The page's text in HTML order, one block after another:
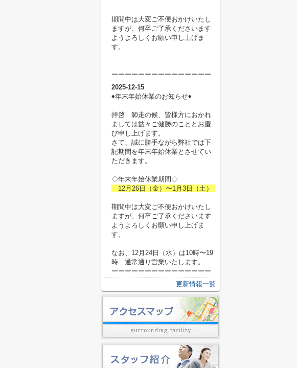
期間中は大変ご不便おかけいたし
ますが、何卒ご了承くださいます
ようよろしくお願い申し上げま
す。
ーーーーーーーーーーーーーーー
2025-12-15
♦︎年末年始休業のお知らせ♦︎
拝啓 師走の候、皆様方におかれ
ましては益々ご健勝のこととお慶
び申し上げます。
さて、誠に勝手ながら弊社では下
記期間を年末年始休業とさせてい
ただきます。
◇年末年始休業期間◇
12月26日（金）〜1月3日（土）
期間中は大変ご不便おかけいたし
ますが、何卒ご了承くださいます
ようよろしくお願い申し上げま
す。
なお、12月24日（水）は10時〜19
時 通常通り営業いたします。
ーーーーーーーーーーーーーーー
更新情報一覧